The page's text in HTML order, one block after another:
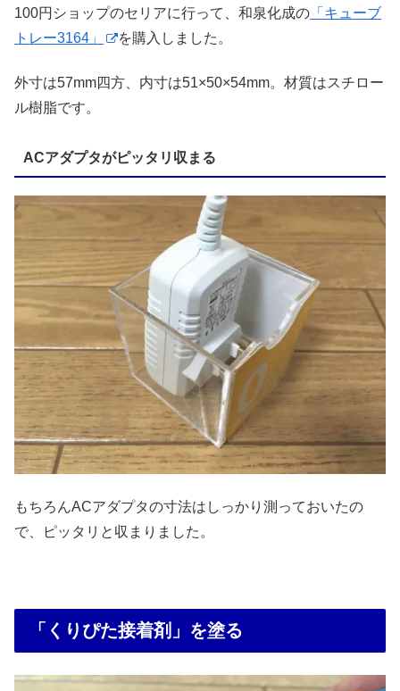
100円ショップのセリアに行って、和泉化成の 「キューブ
トレー3164」
を購入しました。
外寸は57mm四方、内寸は51×50×54mm。材質はスチロー
ル樹脂です。
ACアダプタがピッタリ収まる
もちろんACアダプタの寸法はしっかり測っておいたの
で、ピッタリと収まりました。
「くりぴた接着剤」を塗る